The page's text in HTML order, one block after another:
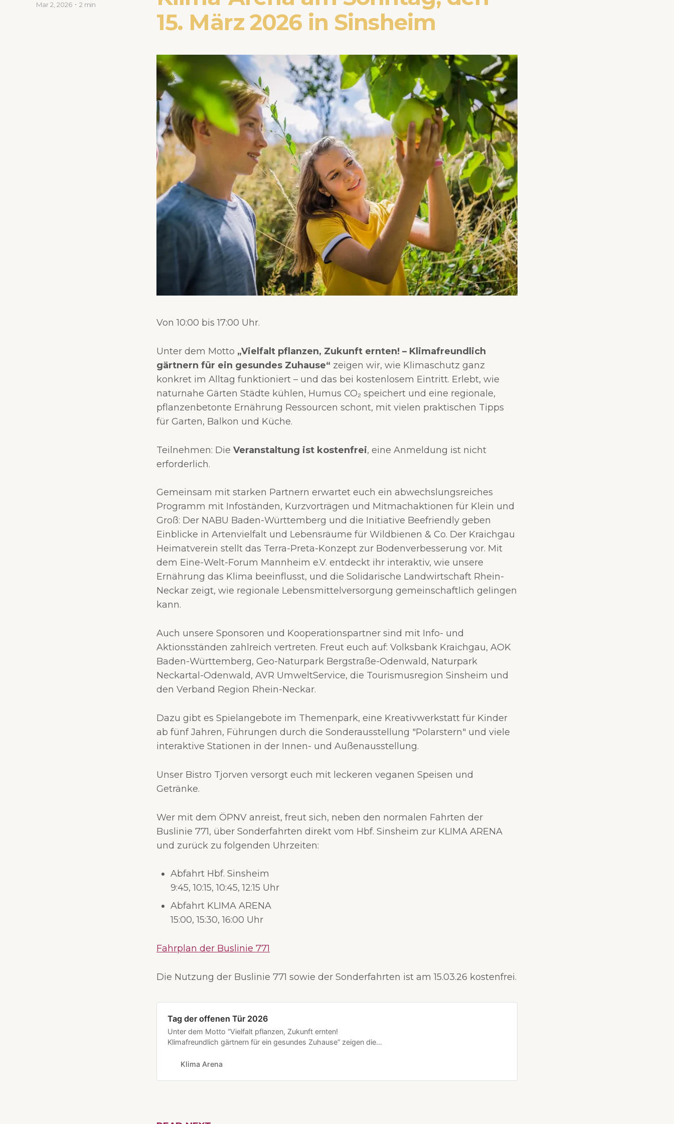
15. März 2026 in Sinsheim
Mar 2, 2026 2 min
Von 10:00 bis 17:00 Uhr.
Unter dem Motto „Vielfalt pflanzen, Zukunft ernten! – Klimafreundlich
gärtnern für ein gesundes Zuhause“ zeigen wir, wie Klimaschutz ganz
konkret im Alltag funktioniert – und das bei kostenlosem Eintritt. Erlebt, wie
naturnahe Gärten Städte kühlen, Humus CO₂ speichert und eine regionale,
pflanzenbetonte Ernährung Ressourcen schont, mit vielen praktischen Tipps
für Garten, Balkon und Küche.
Teilnehmen: Die Veranstaltung ist kostenfrei, eine Anmeldung ist nicht
erforderlich.
Gemeinsam mit starken Partnern erwartet euch ein abwechslungsreiches
Programm mit Infoständen, Kurzvorträgen und Mitmachaktionen für Klein und
Groß: Der NABU Baden-Württemberg und die Initiative Beefriendly geben
Einblicke in Artenvielfalt und Lebensräume für Wildbienen & Co. Der Kraichgau
Heimatverein stellt das Terra-Preta-Konzept zur Bodenverbesserung vor. Mit
dem Eine-Welt-Forum Mannheim e.V. entdeckt ihr interaktiv, wie unsere
Ernährung das Klima beeinflusst, und die Solidarische Landwirtschaft Rhein-
Neckar zeigt, wie regionale Lebensmittelversorgung gemeinschaftlich gelingen
kann.
Auch unsere Sponsoren und Kooperationspartner sind mit Info- und
Aktionsständen zahlreich vertreten. Freut euch auf: Volksbank Kraichgau, AOK
Baden-Württemberg, Geo-Naturpark Bergstraße-Odenwald, Naturpark
Neckartal-Odenwald, AVR UmweltService, die Tourismusregion Sinsheim und
den Verband Region Rhein-Neckar.
Dazu gibt es Spielangebote im Themenpark, eine Kreativwerkstatt für Kinder
ab fünf Jahren, Führungen durch die Sonderausstellung "Polarstern" und viele
interaktive Stationen in der Innen- und Außenausstellung.
Unser Bistro Tjorven versorgt euch mit leckeren veganen Speisen und
Getränke.
Wer mit dem ÖPNV anreist, freut sich, neben den normalen Fahrten der
Buslinie 771, über Sonderfahrten direkt vom Hbf. Sinsheim zur KLIMA ARENA
und zurück zu folgenden Uhrzeiten:
Abfahrt Hbf. Sinsheim
9:45, 10:15, 10:45, 12:15 Uhr
Abfahrt KLIMA ARENA
15:00, 15:30, 16:00 Uhr
Fahrplan der Buslinie 771
Die Nutzung der Buslinie 771 sowie der Sonderfahrten ist am 15.03.26 kostenfrei.
Tag der offenen Tür 2026
Unter dem Motto “Vielfalt pflanzen, Zukunft ernten!
Klimafreundlich gärtnern für ein gesundes Zuhause” zeigen die
funktioniert. Entdeckt Mitmachaktionen, spannende Infos zu
Klima Arena